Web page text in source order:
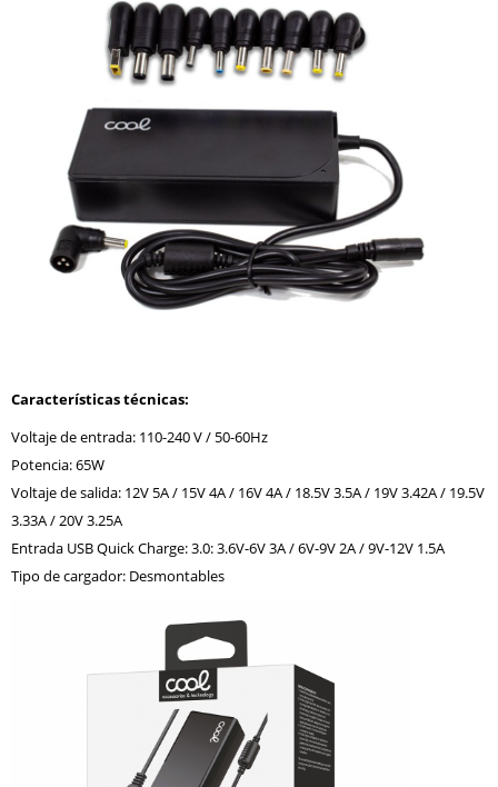
Características técnicas:
Voltaje de entrada: 110-240 V / 50-60Hz
Potencia: 65W
Voltaje de salida: 12V 5A / 15V 4A / 16V 4A / 18.5V 3.5A / 19V 3.42A / 19.5V
3.33A / 20V 3.25A
Entrada USB Quick Charge: 3.0: 3.6V-6V 3A / 6V-9V 2A / 9V-12V 1.5A
Tipo de cargador: Desmontables